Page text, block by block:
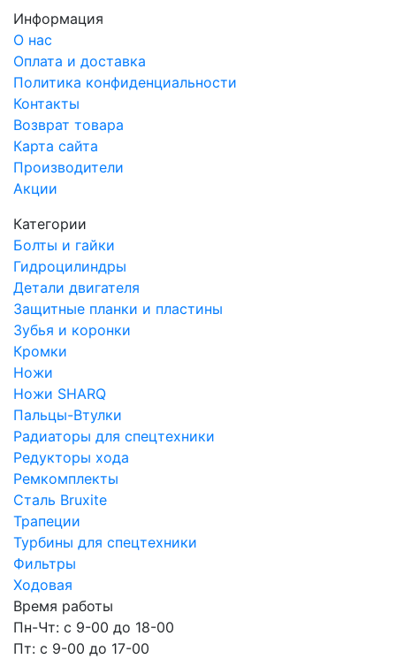
Информация
О нас
Оплата и доставка
Политика конфиденциальности
Контакты
Возврат товара
Карта сайта
Производители
Акции
Категории
Болты и гайки
Гидроцилиндры
Детали двигателя
Защитные планки и пластины
Зубья и коронки
Кромки
Ножи
Ножи SHARQ
Пальцы-Втулки
Радиаторы для спецтехники
Редукторы хода
Ремкомплекты
Сталь Bruxite
Трапеции
Турбины для спецтехники
Фильтры
Ходовая
Время работы
Пн-Чт: с 9-00 до 18-00
Пт: с 9-00 до 17-00